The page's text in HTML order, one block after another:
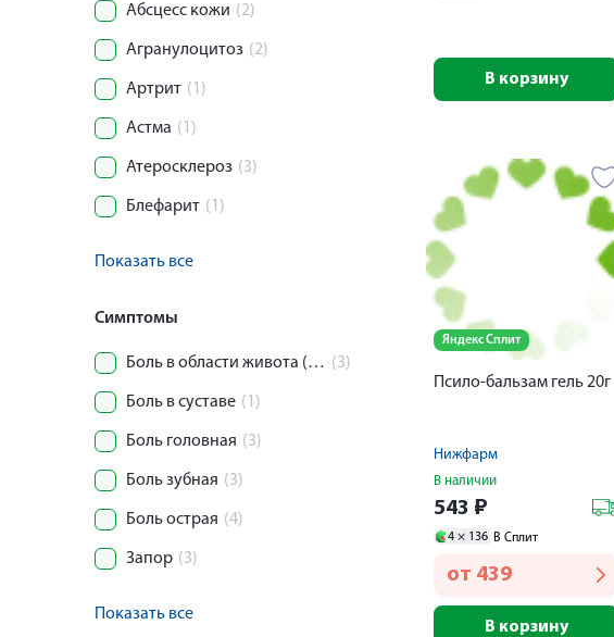
Абсцесс кожи (2)
Агранулоцитоз (2)
Артрит (1)
Астма (1)
Атеросклероз (3)
Блефарит (1)
Показать все
Симптомы
Боль в области живота (колика) (3)
Боль в суставе (1)
Боль головная (3)
Боль зубная (3)
Боль острая (4)
Запор (3)
Показать все
В корзину
Яндекс Сплит
Псило-бальзам гель 20г
Нижфарм
В наличии
543 ₽
4 × 136 В Сплит
от 439
В корзину